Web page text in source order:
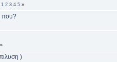
1 2 3 4 5 »
που?
»
)